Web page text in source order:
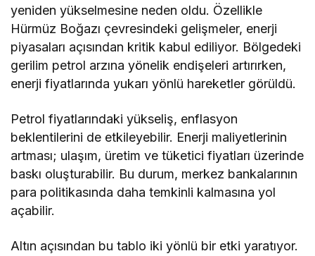
yeniden yükselmesine neden oldu. Özellikle
Hürmüz Boğazı çevresindeki gelişmeler, enerji
piyasaları açısından kritik kabul ediliyor. Bölgedeki
gerilim petrol arzına yönelik endişeleri artırırken,
enerji fiyatlarında yukarı yönlü hareketler görüldü.
Petrol fiyatlarındaki yükseliş, enflasyon
beklentilerini de etkileyebilir. Enerji maliyetlerinin
artması; ulaşım, üretim ve tüketici fiyatları üzerinde
baskı oluşturabilir. Bu durum, merkez bankalarının
para politikasında daha temkinli kalmasına yol
açabilir.
Altın açısından bu tablo iki yönlü bir etki yaratıyor.